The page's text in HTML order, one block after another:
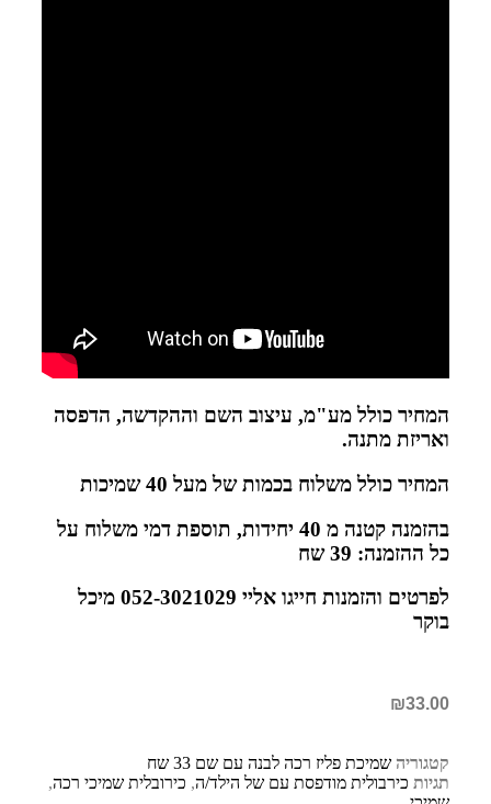
המחיר כולל מע"מ, עיצוב השם וההקדשה, הדפסה
ואריזת מתנה.
המחיר כולל משלוח בכמות של מעל 40 שמיכות
בהזמנה קטנה מ 40 יחידות, תוספת דמי משלוח על
כל ההזמנה: 39 שח
לפרטים והזמנות חייגו אליי 052-3021029 מיכל
בוקר
₪33.00
קטגוריה שמיכת פליז רכה לבנה עם שם 33 שח
תגיות כירבולית מודפסת עם של הילד/ה, כירובלית שמיכי רכה,